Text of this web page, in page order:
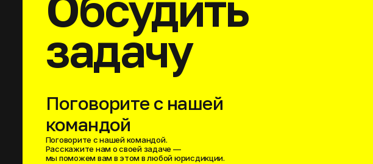
задачу
Поговорите с нашей
командой
Поговорите с нашей командой.
Расскажите нам о своей задаче —
мы поможем вам в этом в любой юрисдикции.